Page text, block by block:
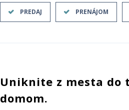
PREDAJ PRENÁJOM
Uniknite z mesta do
domom.